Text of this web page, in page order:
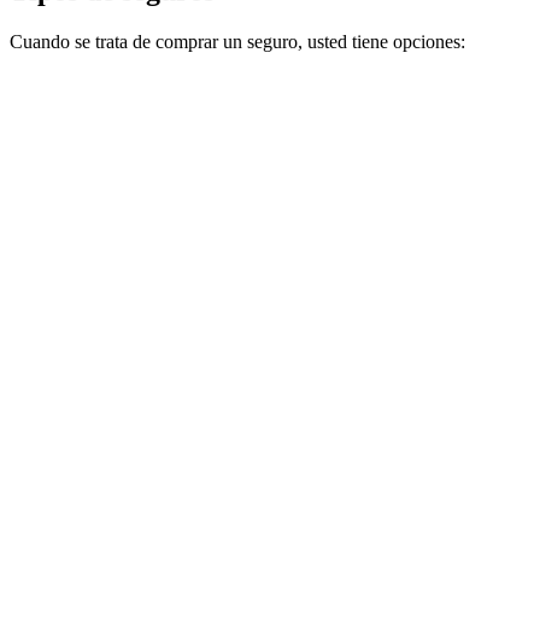
Cuando se trata de comprar un seguro, usted tiene opciones: